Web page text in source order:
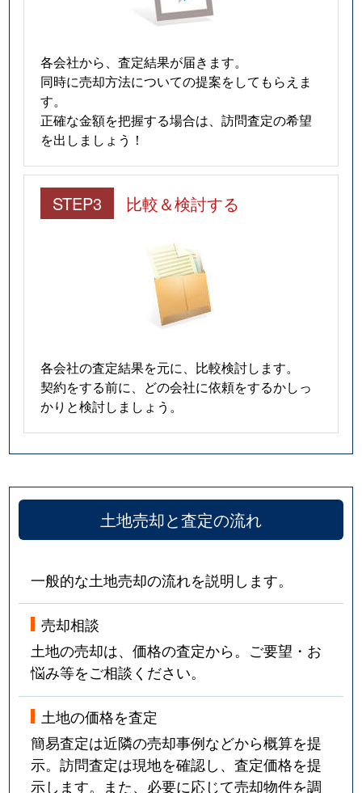
各会社から、査定結果が届きます。
同時に売却方法についての提案をしてもらえま
す。
正確な金額を把握する場合は、訪問査定の希望
を出しましょう！
STEP3 比較＆検討する
各会社の査定結果を元に、比較検討します。
契約をする前に、どの会社に依頼をするかしっ
かりと検討しましょう。
土地売却と査定の流れ
一般的な土地売却の流れを説明します。
売却相談
土地の売却は、価格の査定から。ご要望・お
悩み等をご相談ください。
土地の価格を査定
簡易査定は近隣の売却事例などから概算を提
示。訪問査定は現地を確認し、査定価格を提
示します。また、必要に応じて売却物件を調